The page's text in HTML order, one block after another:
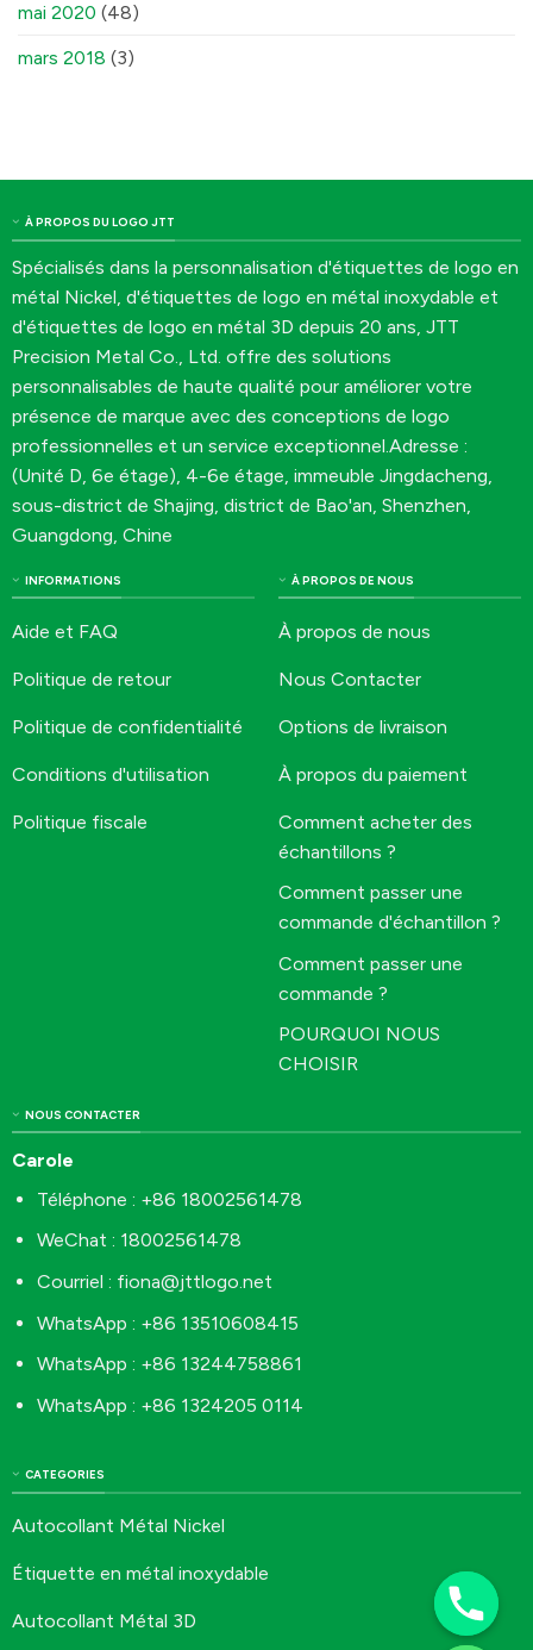
mai 2020 (48)
mars 2018 (3)
À PROPOS DU LOGO JTT
Spécialisés dans la personnalisation d'étiquettes de logo en
métal Nickel, d'étiquettes de logo en métal inoxydable et
d'étiquettes de logo en métal 3D depuis 20 ans, JTT
Precision Metal Co., Ltd. offre des solutions
personnalisables de haute qualité pour améliorer votre
présence de marque avec des conceptions de logo
professionnelles et un service exceptionnel.Adresse :
(Unité D, 6e étage), 4-6e étage, immeuble Jingdacheng,
sous-district de Shajing, district de Bao'an, Shenzhen,
Guangdong, Chine
INFORMATIONS
Aide et FAQ
Politique de retour
Politique de confidentialité
Conditions d'utilisation
Politique fiscale
À PROPOS DE NOUS
À propos de nous
Nous Contacter
Options de livraison
À propos du paiement
Comment acheter des
échantillons ?
Comment passer une
commande d'échantillon ?
Comment passer une
commande ?
POURQUOI NOUS
CHOISIR
CATEGORIES
Autocollant Métal Nickel
Étiquette en métal inoxydable
Autocollant Métal 3D
NOUS CONTACTER
Carole
Téléphone : +86 18002561478
WeChat : 18002561478
Courriel : fiona@jttlogo.net
WhatsApp : +86 13510608415
WhatsApp : +86 13244758861
WhatsApp : +86 1324205 0114